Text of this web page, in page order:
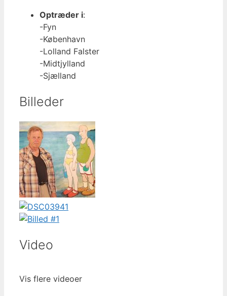
Optræder i:
-Fyn
-København
-Lolland Falster
-Midtjylland
-Sjælland
Billeder
Video
Vis flere videoer